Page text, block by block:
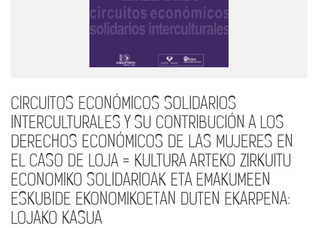
CIRCUITOS ECONÓMICOS SOLIDARIOS
INTERCULTURALES Y SU CONTRIBUCIÓN A LOS
DERECHOS ECONÓMICOS DE LAS MUJERES EN
EL CASO DE LOJA = KULTURA ARTEKO ZIRKUITU
ECONOMIKO SOLIDARIOAK ETA EMAKUMEEN
ESKUBIDE EKONOMIKOETAN DUTEN EKARPENA:
LOJAKO KASUA